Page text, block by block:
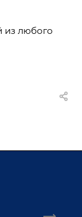
из любого